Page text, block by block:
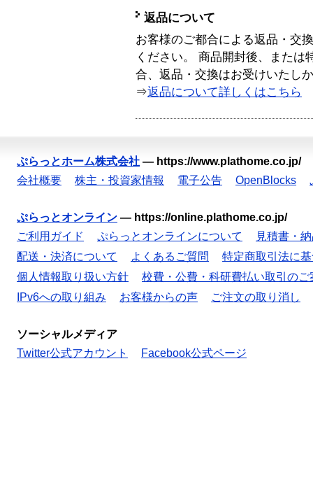
返品について
お客様のご都合による返品・交
ください。 商品開封後、または
合、返品・交換はお受けいたし
⇒返品について詳しくはこちら
ぷらっとホーム株式会社 — https://www.plathome.co.jp/
会社概要
株主・投資家情報 電子公告 OpenBlocks
ぷらっとオンライン — https://online.plathome.co.jp/
ご利用ガイド
ぷらっとオンラインについて
見積書・
配送・決済について
よくあるご質問
特定商取引法に
個人情報取り扱い方針
校費・公費・科研費払い取引のご
IPv6への取り組み
お客様からの声 ご注文の取り消し
ソーシャルメディア
Twitter公式アカウント
Facebook公式ページ